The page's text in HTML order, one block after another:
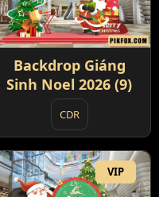
Backdrop Giáng
Sinh Noel 2026 (9)
CDR
VIP